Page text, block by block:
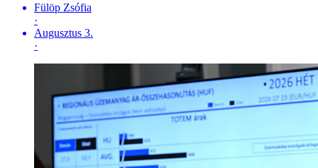
Fülöp Zsófia
·
Augusztus 3.
·